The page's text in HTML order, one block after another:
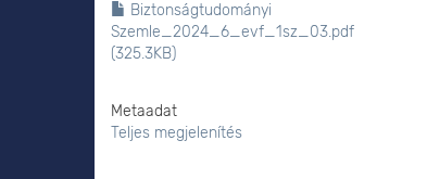
Biztonságtudományi
Szemle_2024_6_evf_1sz_03.pdf
(325.3KB)
Metaadat
Teljes megjelenítés